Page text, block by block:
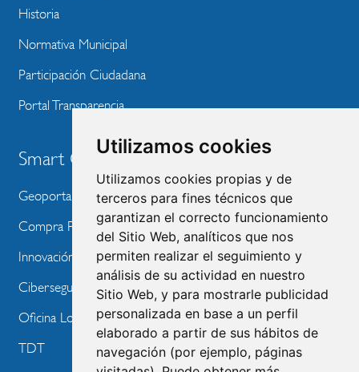
Utilizamos cookies
Utilizamos cookies propias y de
terceros para fines técnicos que
garantizan el correcto funcionamiento
del Sitio Web, analíticos que nos
permiten realizar el seguimiento y
análisis de su actividad en nuestro
Sitio Web, y para mostrarle publicidad
personalizada en base a un perfil
elaborado a partir de sus hábitos de
navegación (por ejemplo, páginas
Historia
Normativa Municipal
Participación Ciudadana
Portal Transparencia
Smart City
Geoportal
Compra Pública de Innovación
Innovación Tecnológica
Ciberseguridad
Oficina Local de Ayudas Públicas
TDT